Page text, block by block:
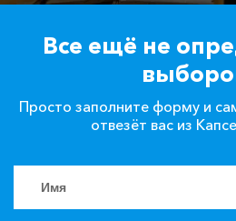
Все ещё не
Просто заполните форму и
отвезёт вас из